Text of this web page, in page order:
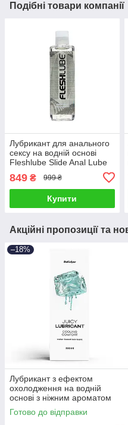
Подібні товари компанії
Лубрикант для анального
сексу на водній основі
Fleshlube Slide Anal Lube
849 ₴ 999 ₴
Купити
Акційні пропозиції та
–18%
Лубрикант з ефектом
охолодження на водній
основі з ніжним ароматом
м'яти Satisfyer Juicy Lubricant
Cooling Comfort 300 мл Talla
Готово до відправки